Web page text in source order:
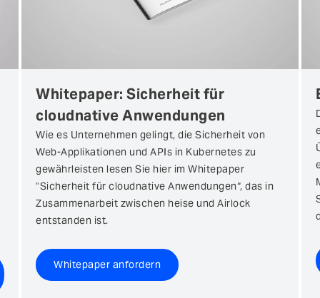
Whitepaper: Sicherheit für
cloudnative Anwendungen
Wie es Unternehmen gelingt, die Sicherheit von
Web-Applikationen und APIs in Kubernetes zu
gewährleisten lesen Sie hier im Whitepaper
"Sicherheit für cloudnative Anwendungen“, das in
Zusammenarbeit zwischen heise und Airlock
entstanden ist.
Whitepaper anfordern